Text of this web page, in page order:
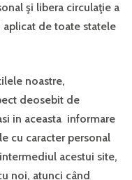
şi libera circulaţie a
aplicat de toate statele
noastre,
deosebit de
in aceasta informare
cu caracter personal
acestui site,
noi, atunci când